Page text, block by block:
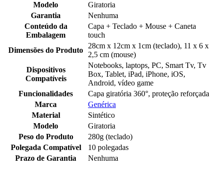
Modelo
Giratoria
Garantia
Nenhuma
Conteúdo da
Embalagem
Capa + Teclado + Mouse + Caneta
touch
Dimensões do Produto
28cm x 12cm x 1cm (teclado), 11 x 6 x
2,5 cm (mouse)
Dispositivos
Compatíveis
Notebooks, laptops, PC, Smart Tv, Tv
Box, Tablet, iPad, iPhone, iOS,
Android, vídeo game
Funcionalidades
Capa giratória 360°, proteção reforçada
Marca
Genérica
Material
Sintético
Modelo
Giratoria
Peso do Produto
280g (teclado)
Polegada Compatível
10 polegadas
Prazo de Garantia
Nenhuma